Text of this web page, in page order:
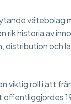
vätebolag
rik historia av
distribution och
viktig roll i att